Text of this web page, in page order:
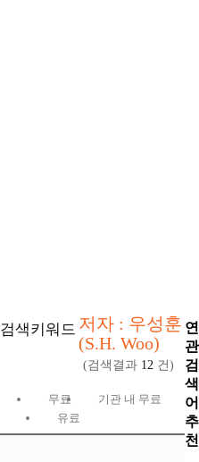
검색키워드 저자 : 우성훈
(S.H. Woo)
(검색결과 12 건)
무료
기관 내 무료
유료
연
관
검
색
어
추
천